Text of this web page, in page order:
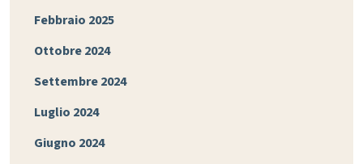
Febbraio 2025
Ottobre 2024
Settembre 2024
Luglio 2024
Giugno 2024